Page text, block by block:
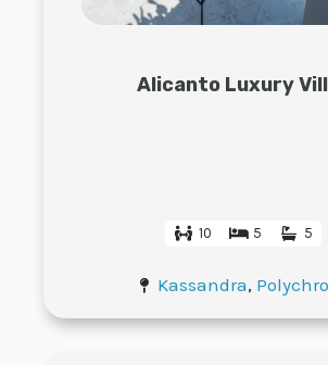
Alicanto Luxury
10 5 5
Kassandra,